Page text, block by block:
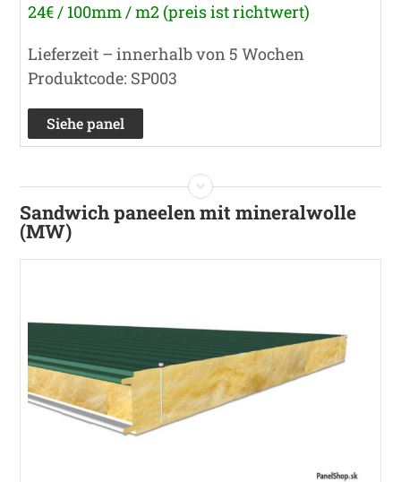
24€ / 100mm / m2 (preis ist richtwert)
Lieferzeit – innerhalb von 5 Wochen
Produktcode: SP003
Siehe panel
Sandwich paneelen mit mineralwolle
(MW)